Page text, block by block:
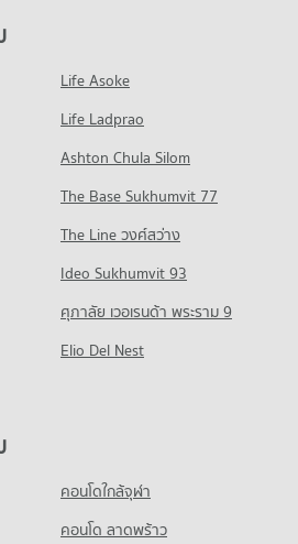
าเอี่ยมละออ
ท
ำไท
ไท
นชั่นแนล
เนชั่นแนล
นชั่นแนล
อ
หล่อ
Life Asoke
Life Ladprao
Ashton Chula Silom
The Base Sukhumvit 77
The Line วงศ์สว่าง
Ideo Sukhumvit 93
ศุภาลัย เวอเรนด้า พระราม 9
Elio Del Nest
คอนโดใกล้จุฬา
คอนโด ลาดพร้าว